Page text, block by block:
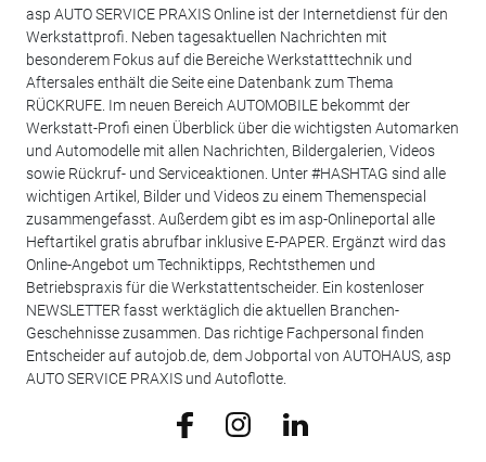
asp AUTO SERVICE PRAXIS Online ist der Internetdienst für den
Werkstattprofi. Neben tagesaktuellen Nachrichten mit
besonderem Fokus auf die Bereiche Werkstatttechnik und
Aftersales enthält die Seite eine Datenbank zum Thema
RÜCKRUFE. Im neuen Bereich AUTOMOBILE bekommt der
Werkstatt-Profi einen Überblick über die wichtigsten Automarken
und Automodelle mit allen Nachrichten, Bildergalerien, Videos
sowie Rückruf- und Serviceaktionen. Unter #HASHTAG sind alle
wichtigen Artikel, Bilder und Videos zu einem Themenspecial
zusammengefasst. Außerdem gibt es im asp-Onlineportal alle
Heftartikel gratis abrufbar inklusive E-PAPER. Ergänzt wird das
Online-Angebot um Techniktipps, Rechtsthemen und
Betriebspraxis für die Werkstattentscheider. Ein kostenloser
NEWSLETTER fasst werktäglich die aktuellen Branchen-
Geschehnisse zusammen. Das richtige Fachpersonal finden
Entscheider auf autojob.de, dem Jobportal von AUTOHAUS, asp
AUTO SERVICE PRAXIS und Autoflotte.